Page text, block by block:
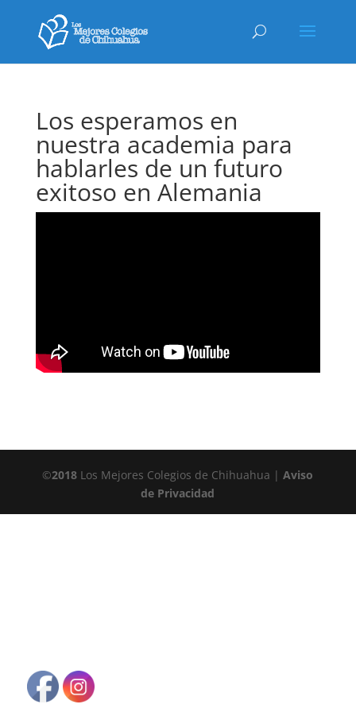
Los esperamos en
nuestra academia para
hablarles de un futuro
exitoso en Alemania
©2018 Los Mejores Colegios de Chihuahua |Aviso
de Privacidad